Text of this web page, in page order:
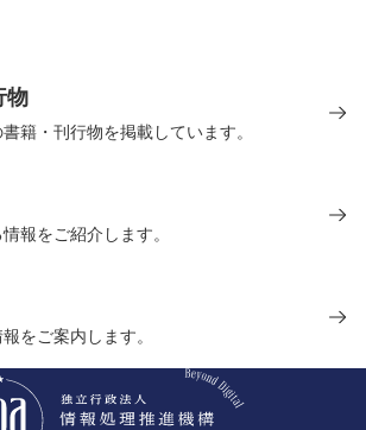
物
籍・刊行物を掲載しています。
報をご紹介します。
をご案内します。